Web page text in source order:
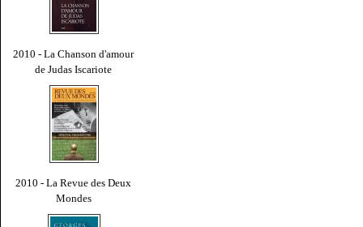
2010 - La Chanson d'amour
de Judas Iscariote
2010 - La Revue des Deux
Mondes